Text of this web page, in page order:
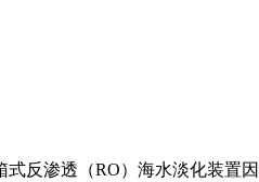
反渗透（RO）海水淡化装置